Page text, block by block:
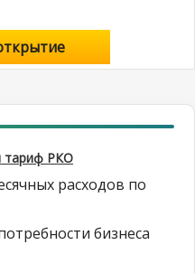
тариф РКО
расходов по
бизнеса